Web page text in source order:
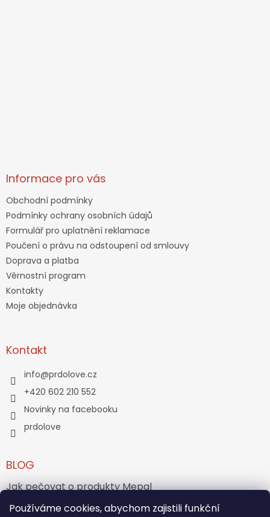
Používáme cookies, abychom zajistili funkční
Informace pro vás
Obchodní podmínky
Podmínky ochrany osobních údajů
Formulář pro uplatnění reklamace
Poučení o právu na odstoupení od smlouvy
Doprava a platba
Věrnostní program
Kontakty
Moje objednávka
Kontakt
info@prdolove.cz
+420 602 210 552
Novinky na facebooku
prdolove
BLOG
Jak pečovat o produkty Mepal
Jak vznikl medvídek Teddy Bear?